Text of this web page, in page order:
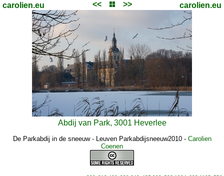
carolien.eu << >> carolien.eu
Abdij van Park, 3001 Heverlee
De Parkabdij in de sneeuw - Leuven Parkabdijsneeuw2010- Carolien
Coenen